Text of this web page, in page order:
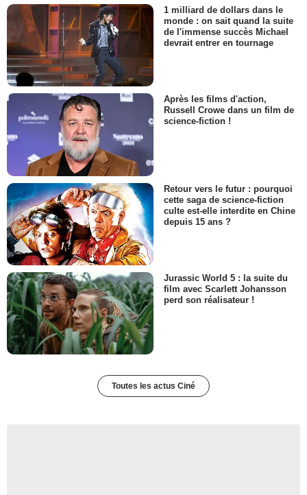
1 milliard de dollars dans le
monde : on sait quand la suite
de l'immense succès Michael
devrait entrer en tournage
Après les films d'action,
Russell Crowe dans un film de
science-fiction !
Retour vers le futur : pourquoi
cette saga de science-fiction
culte est-elle interdite en Chine
depuis 15 ans ?
Jurassic World 5 : la suite du
film avec Scarlett Johansson
perd son réalisateur !
Toutes les actus Ciné